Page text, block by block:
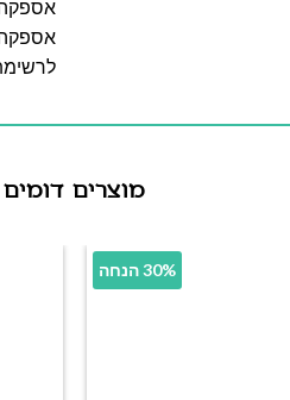
אספקה עד 7
אספקה
מוצרים דומים
30% הנחה